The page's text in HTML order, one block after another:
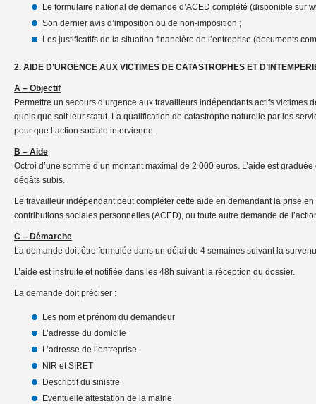
Le formulaire national de demande d’ACED complété (disponible sur
Son dernier avis d’imposition ou de non-imposition ;
Les justificatifs de la situation financière de l’entreprise (documents
2. AIDE D’URGENCE AUX VICTIMES DE CATASTROPHES ET
A – Objectif
Permettre un secours d’urgence aux travailleurs indépendants actifs victimes
quels que soit leur statut. La qualification de catastrophe naturelle par les
pour que l’action sociale intervienne.
B – Aide
Octroi d’une somme d’un montant maximal de 2 000 euros. L’aide est
dégâts subis.
Le travailleur indépendant peut compléter cette aide en demandant la prise
contributions sociales personnelles (ACED), ou toute autre demande de
C – Démarche
La demande doit être formulée dans un délai de 4 semaines suivant la
L’aide est instruite et notifiée dans les 48h suivant la réception du dossier.
La demande doit préciser :
Les nom et prénom du demandeur
L’adresse du domicile
L’adresse de l’entreprise
NIR et SIRET
Descriptif du sinistre
Eventuelle attestation de la mairie